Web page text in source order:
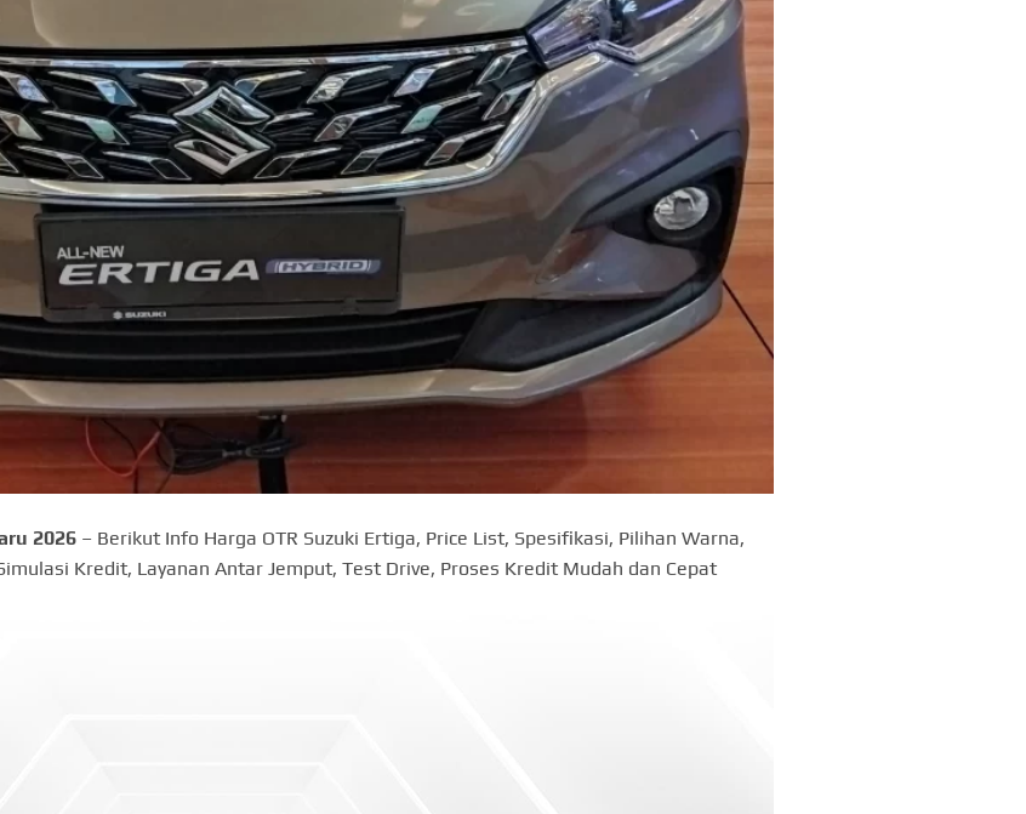
2026 – Berikut Info Harga OTR Suzuki Ertiga, Price List, Spesifikasi, Pilihan Warna,
Kredit, Layanan Antar Jemput, Test Drive, Proses Kredit Mudah dan Cepat